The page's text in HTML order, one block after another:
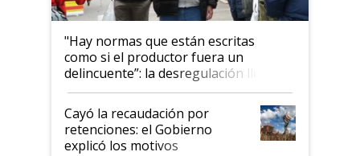
"Hay normas que están escritas
como si el productor fuera un
delincuente”: la desregulación llegó
al Congreso Aapresid y hasta se
habló del financiamiento al IPCVA
Cayó la recaudación por
retenciones: el Gobierno
explicó los motivos